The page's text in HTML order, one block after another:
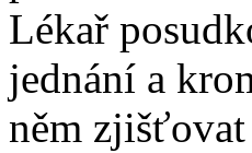
Lékař
jednání a
něm